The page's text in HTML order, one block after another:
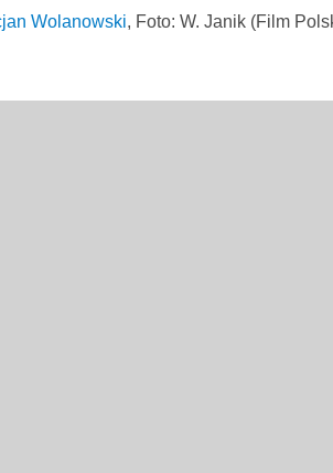
Wolanowski, Foto: W. Janik (Film